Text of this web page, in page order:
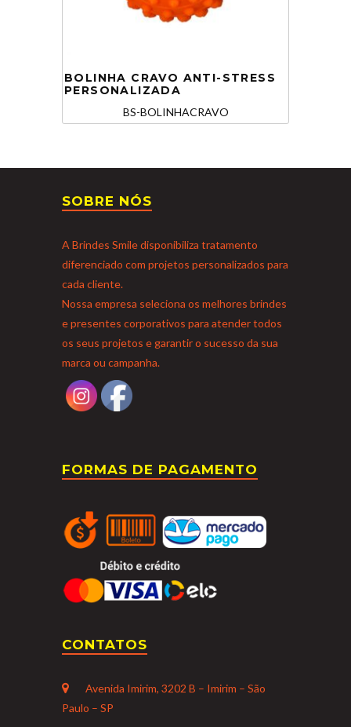
BOLINHA CRAVO ANTI-STRESS
PERSONALIZADA
BS-BOLINHACRAVO
SOBRE NÓS
A Brindes Smile disponibiliza tratamento
diferenciado com projetos personalizados para
cada cliente.
Nossa empresa seleciona os melhores brindes
e presentes corporativos para atender todos
os seus projetos e garantir o sucesso da sua
marca ou campanha.
FORMAS DE PAGAMENTO
CONTATOS
Avenida Imirim, 3202 B – Imirim – São
Paulo – SP